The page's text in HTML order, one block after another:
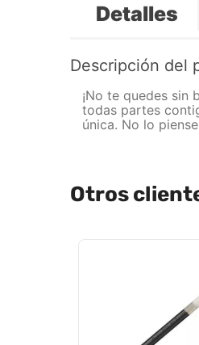
Detalles
Descripción del
¡No te quedes
todas partes
única. No lo
Otros